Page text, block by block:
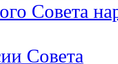
Совета
Совета